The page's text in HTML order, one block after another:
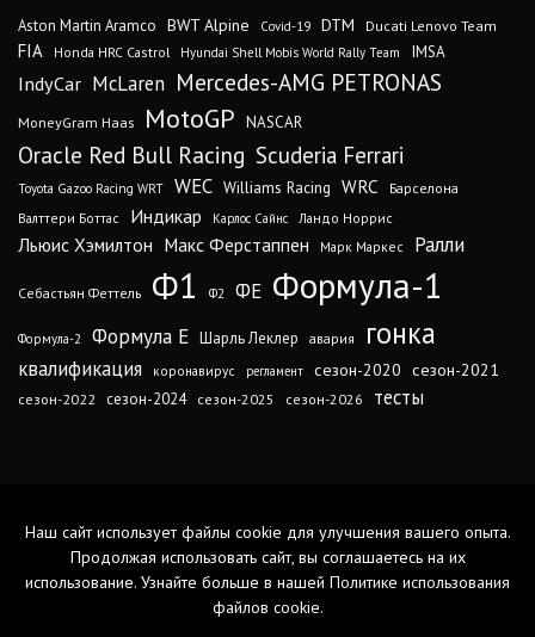
Aston Martin Aramco BWT Alpine Covid-19 DTM Ducati Lenovo Team
FIA Honda HRC Castrol Hyundai Shell Mobis World Rally Team IMSA
IndyCar McLaren Mercedes-AMG PETRONAS
MoneyGram Haas MotoGP NASCAR
Oracle Red Bull Racing Scuderia Ferrari
Toyota Gazoo Racing WRT WEC Williams Racing WRC
Барселона
Валттери Боттас
Индикар Карлос Сайнс Ландо Норрис
Льюис Хэмилтон Макс Ферстаппен Марк Маркес Ралли
Себастьян Феттель Ф1 Ф2 ФЕ Формула-1
Формула-2 Формула Е Шарль Леклер авария гонка
квалификация коронавирус регламент сезон-2020 сезон-2021
сезон-2022 сезон-2024 сезон-2025 сезон-2026 тесты
Наш сайт использует файлы cookie для улучшения вашего опыта.
Продолжая использовать сайт, вы соглашаетесь на их
использование. Узнайте больше в нашей Политике использования
файлов cookie.